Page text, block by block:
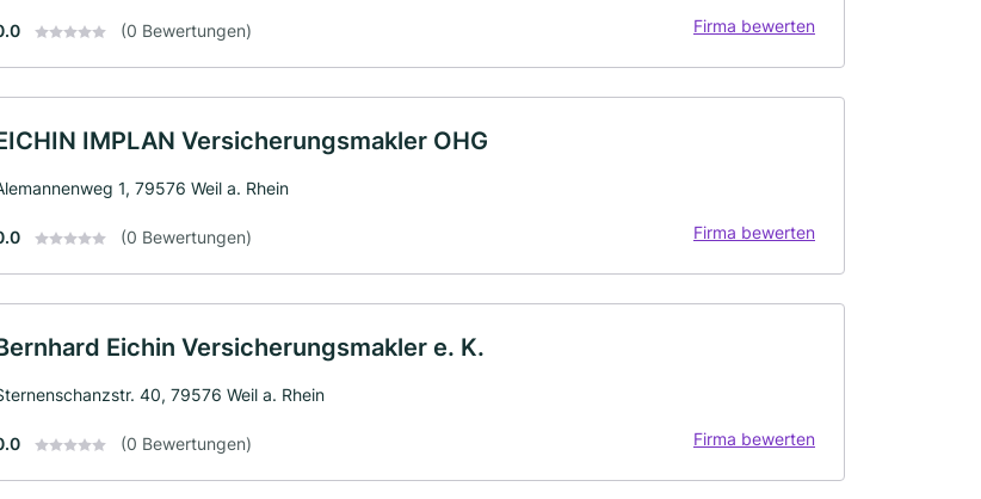
(0 Bewertungen) Firma bewerten
IMPLAN Versicherungsmakler OHG
1, 79576 Weil a. Rhein
(0 Bewertungen) Firma bewerten
Eichin Versicherungsmakler e. K.
40, 79576 Weil a. Rhein
(0 Bewertungen) Firma bewerten